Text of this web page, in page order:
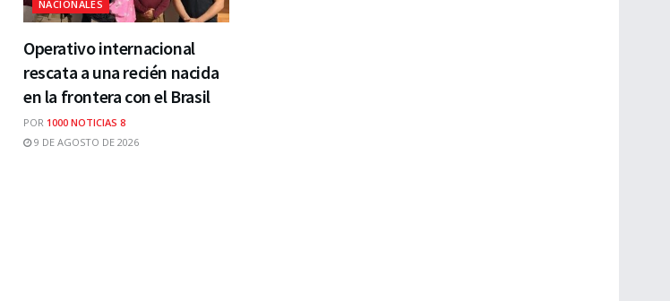
NACIONALES
Operativo internacional
rescata a una recién nacida
en la frontera con el Brasil
POR 1000 NOTICIAS 8
9 DE AGOSTO DE 2026